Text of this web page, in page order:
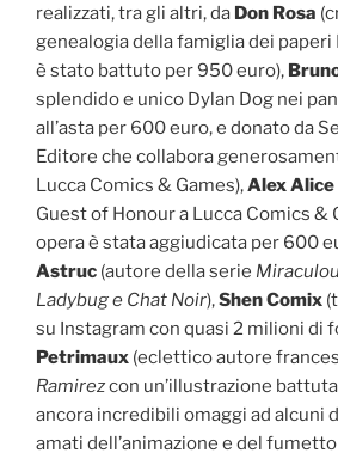
realizzati, tra gli altri, da Don Rosa
genealogia della famiglia dei paperi
è stato battuto per 950 euro),
splendido e unico Dylan Dog nei
all’asta per 600 euro, e donato da
Editore che collabora
Lucca Comics & Games),Alex Alice
Guest of Honour a Lucca Comics &
opera è stata aggiudicata per 600
Astruc (autore della serie
Ladybug e Chat Noir),Shen Comix
su Instagram con quasi 2 milioni di
Petrimaux (eclettico autore
Ramirezcon un’illustrazione
ancora incredibili omaggi ad alcuni
amati dell’animazione e del